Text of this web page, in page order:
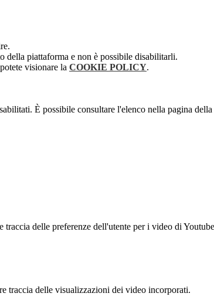
della piattaforma e non è possibile disabilitarli.
visionare la COOKIE POLICY.
È possibile consultare l'elenco nella pagina
traccia delle preferenze dell'utente per i video di
traccia delle visualizzazioni dei video incorporati.